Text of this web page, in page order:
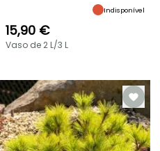
Indisponível
15,90 €
Vaso de 2 L/3 L